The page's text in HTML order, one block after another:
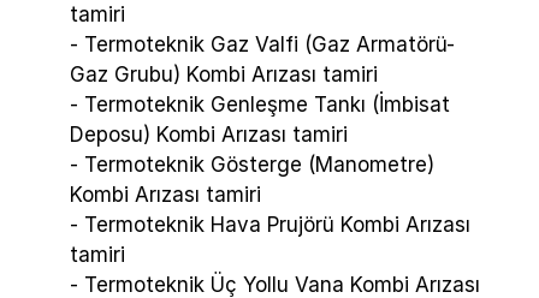
tamiri
- Termoteknik Gaz Valfi (Gaz Armatörü-
Gaz Grubu) Kombi Arızası tamiri
- Termoteknik Genleşme Tankı (İmbisat
Deposu) Kombi Arızası tamiri
- Termoteknik Gösterge (Manometre)
Kombi Arızası tamiri
- Termoteknik Hava Prujörü Kombi Arızası
tamiri
- Termoteknik Üç Yollu Vana Kombi Arızası